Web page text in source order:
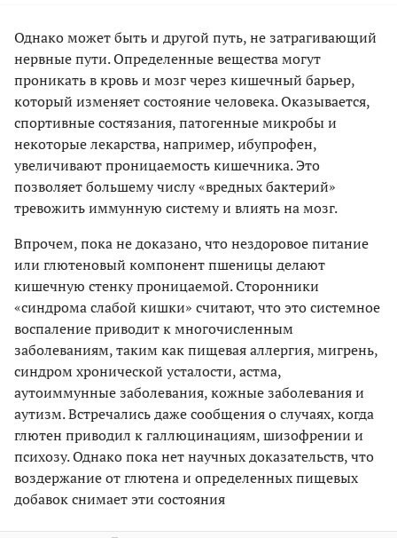
Однако может быть и другой путь, не затрагивающий
нервные пути. Определенные вещества могут
проникать в кровь и мозг через кишечный барьер,
который изменяет состояние человека. Оказывается,
спортивные состязания, патогенные микробы и
некоторые лекарства, например, ибупрофен,
увеличивают проницаемость кишечника. Это
позволяет большему числу «вредных бактерий»
тревожить иммунную систему и влиять на мозг.
Впрочем, пока не доказано, что нездоровое питание
или глютеновый компонент пшеницы делают
кишечную стенку проницаемой. Сторонники
«синдрома слабой кишки» считают, что это системное
воспаление приводит к многочисленным
заболеваниям, таким как пищевая аллергия, мигрень,
синдром хронической усталости, астма,
аутоиммунные заболевания, кожные заболевания и
аутизм. Встречались даже сообщения о случаях, когда
глютен приводил к галлюцинациям, шизофрении и
психозу. Однако пока нет научных доказательств, что
воздержание от глютена и определенных пищевых
добавок снимает эти состояния